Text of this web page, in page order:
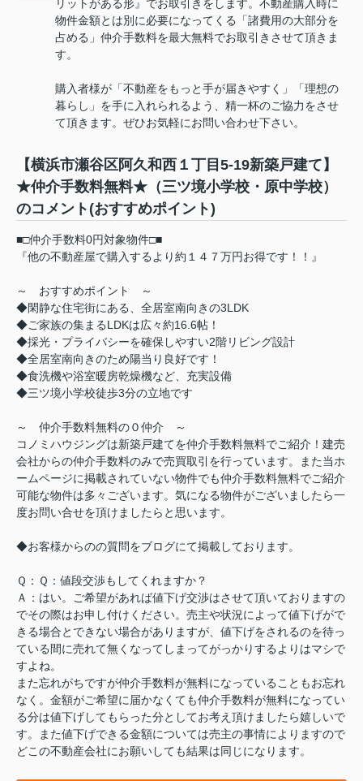
リットがある形』でお取引きをします。不動産購入時に
物件金額とは別に必要になってくる「諸費用の大部分を
占める」仲介手数料を最大無料でお取引きさせて頂きま
す。
購入者様が「不動産をもっと手が届きやすく」「理想の
暮らし」を手に入れられるよう、精一杯のご協力をさせ
て頂きます。ぜひお気軽にお問い合わせ下さい。
【横浜市瀬谷区阿久和西１丁目5-19新築戸建て】
★仲介手数料無料★（三ツ境小学校・原中学校）
のコメント(おすすめポイント)
■□仲介手数料0円対象物件□■
『他の不動産屋で購入するより約１４７万円お得です！！』
～ おすすめポイント ～
◆閑静な住宅街にある、全居室南向きの3LDK
◆ご家族の集まるLDKは広々約16.6帖！
◆採光・プライバシーを確保しやすい2階リビング設計
◆全居室南向きのため陽当り良好です！
◆食洗機や浴室暖房乾燥機など、充実設備
◆三ツ境小学校徒歩3分の立地です
～ 仲介手数料無料の０仲介 ～
コノミハウジングは新築戸建てを仲介手数料無料でご紹介！建売
会社からの仲介手数料のみで売買取引を行っています。また当ホ
ームページに掲載されていない物件でも仲介手数料無料でご紹介
可能な物件は多々ございます。気になる物件がございましたら一
度お問い合せを頂けましたらと思います。
◆お客様からのの質問をブログにて掲載しております。
Ｑ：Ｑ：値段交渉もしてくれますか？
Ａ：はい。ご希望があれば値下げ交渉はさせて頂いておりますの
でその際はお申し付けください。売主や状況によって値下げがで
きる場合とできない場合がありますが、値下げをされるのを待っ
ている間に売れて無くなってしまってがっかりするよりはマシで
すよね。
また忘れがちですが仲介手数料が無料になっていることもお忘れ
なく。金額がご希望に届かなくても仲介手数料が無料になってい
る分は値下げしてもらった分としてお考え頂けましたら嬉しいで
す。また値下げできる金額については売主の事情によりますので
どこの不動産会社にお願いしても結果は同じになります。